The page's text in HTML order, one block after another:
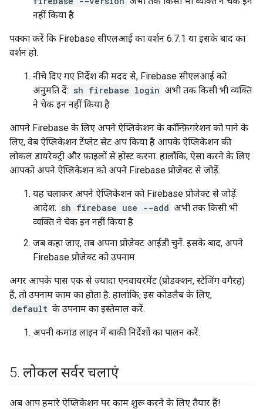
नहीं किया है
पक्का करें कि Firebase सीएलआई का वर्शन 6.7.1 या इसके बाद का
वर्शन हो.
नीचे दिए गए निर्देश की मदद से, Firebase सीएलआई को
अनुमति दें: sh firebase login अभी तक किसी भी व्यक्ति
ने चेक इन नहीं किया है
आपने Firebase के लिए अपने ऐप्लिकेशन के कॉन्फ़िगरेशन को पाने के
लिए, वेब ऐप्लिकेशन टेंप्लेट सेट अप किया है आपके ऐप्लिकेशन की
लोकल डायरेक्ट्री और फ़ाइलों से होस्ट करना. हालाँकि, ऐसा करने के लिए
आपको अपने ऐप्लिकेशन को अपने Firebase प्रोजेक्ट से जोड़ें.
यह चलाकर अपने ऐप्लिकेशन को Firebase प्रोजेक्ट से जोड़ें:
आदेश: sh firebase use --add अभी तक किसी भी
व्यक्ति ने चेक इन नहीं किया है
जब कहा जाए, तब अपना प्रोजेक्ट आईडी चुनें. इसके बाद, अपने
Firebase प्रोजेक्ट को उपनाम.
अगर आपके पास एक से ज़्यादा एनवायरमेंट (प्रोडक्शन, स्टेजिंग वगैरह)
हैं, तो उपनाम काम का होता है. हालांकि, इस कोडलैब के लिए,
default के उपनाम का इस्तेमाल करें.
अपनी कमांड लाइन में बाकी निर्देशों का पालन करें.
5. लोकल सर्वर चलाएं
अब आप हमारे ऐप्लिकेशन पर काम शुरू करने के लिए तैयार हैं!